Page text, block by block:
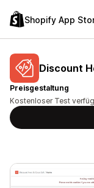
Shopify App
Discount
Preisgestaltung
Kostenloser Test